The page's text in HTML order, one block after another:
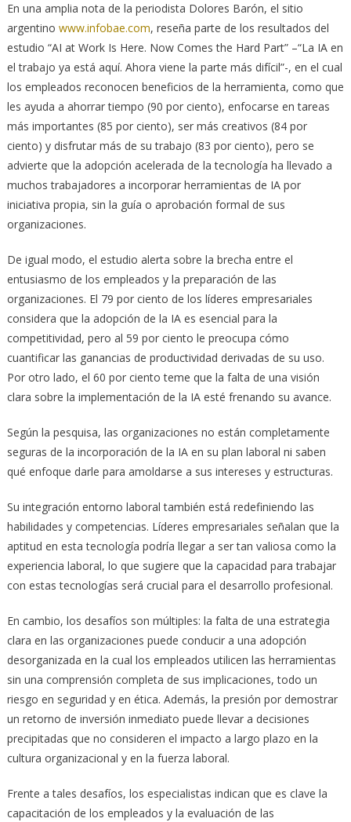
En una amplia nota de la periodista Dolores Barón, el sitio
argentino www.infobae.com, reseña parte de los resultados del
estudio “AI at Work Is Here. Now Comes the Hard Part” –“La IA en
el trabajo ya está aquí. Ahora viene la parte más difícil”-, en el cual
los empleados reconocen beneficios de la herramienta, como que
les ayuda a ahorrar tiempo (90 por ciento), enfocarse en tareas
más importantes (85 por ciento), ser más creativos (84 por
ciento) y disfrutar más de su trabajo (83 por ciento), pero se
advierte que la adopción acelerada de la tecnología ha llevado a
muchos trabajadores a incorporar herramientas de IA por
iniciativa propia, sin la guía o aprobación formal de sus
organizaciones.
De igual modo, el estudio alerta sobre la brecha entre el
entusiasmo de los empleados y la preparación de las
organizaciones. El 79 por ciento de los líderes empresariales
considera que la adopción de la IA es esencial para la
competitividad, pero al 59 por ciento le preocupa cómo
cuantificar las ganancias de productividad derivadas de su uso.
Por otro lado, el 60 por ciento teme que la falta de una visión
clara sobre la implementación de la IA esté frenando su avance.
Según la pesquisa, las organizaciones no están completamente
seguras de la incorporación de la IA en su plan laboral ni saben
qué enfoque darle para amoldarse a sus intereses y estructuras.
Su integración entorno laboral también está redefiniendo las
habilidades y competencias. Líderes empresariales señalan que la
aptitud en esta tecnología podría llegar a ser tan valiosa como la
experiencia laboral, lo que sugiere que la capacidad para trabajar
con estas tecnologías será crucial para el desarrollo profesional.
En cambio, los desafíos son múltiples: la falta de una estrategia
clara en las organizaciones puede conducir a una adopción
desorganizada en la cual los empleados utilicen las herramientas
sin una comprensión completa de sus implicaciones, todo un
riesgo en seguridad y en ética. Además, la presión por demostrar
un retorno de inversión inmediato puede llevar a decisiones
precipitadas que no consideren el impacto a largo plazo en la
cultura organizacional y en la fuerza laboral.
Frente a tales desafíos, los especialistas indican que es clave la
capacitación de los empleados y la evaluación de las